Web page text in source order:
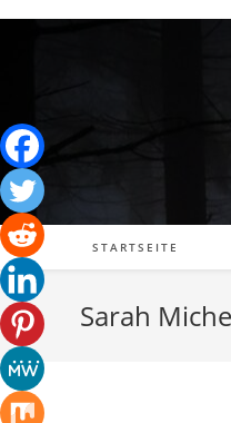
STARTSEITE
Sarah